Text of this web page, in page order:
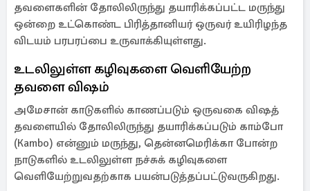
தவளைகளின் தோலிலிருந்து தயாரிக்கப்பட்ட மருந்து
ஒன்றை உட்கொண்ட பிரித்தானியர் ஒருவர் உயிரிழந்த
விடயம் பரபரப்பை உருவாக்கியுள்ளது.
உடலிலுள்ள கழிவுகளை வெளியேற்ற
தவளை விஷம்
அமேசான் காடுகளில் காணப்படும் ஒருவகை விஷத்
தவளையில் தோலிலிருந்து தயாரிக்கப்படும் காம்போ
(Kambo) என்னும் மருந்து, தென்னமெரிக்கா போன்ற
நாடுகளில் உடலிலுள்ள நச்சுக் கழிவுகளை
வெளியேற்றுவதற்காக பயன்படுத்தப்பட்டுவருகிறது.